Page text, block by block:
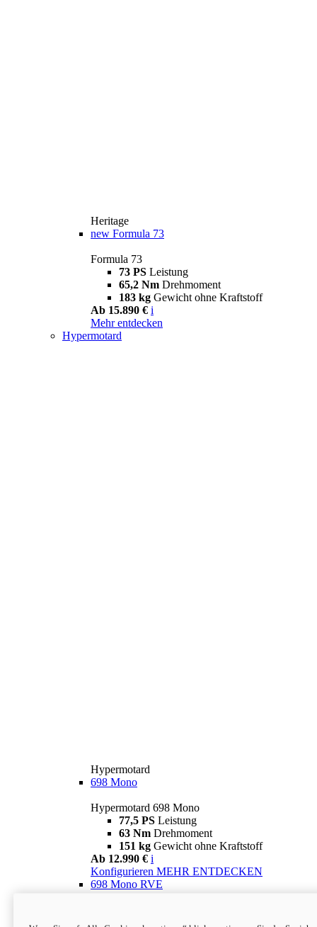
Heritage
new Formula 73
Formula 73
73 PS Leistung
65,2 Nm Drehmoment
183 kg Gewicht ohne Kraftstoff
Ab 15.890 € i
Mehr entdecken
Hypermotard
Hypermotard
698 Mono
Hypermotard 698 Mono
77,5 PS Leistung
63 Nm Drehmoment
151 kg Gewicht ohne Kraftstoff
Ab 12.990 € i
Konfigurieren MEHR ENTDECKEN
698 Mono RVE
77,5 PS
Leistung